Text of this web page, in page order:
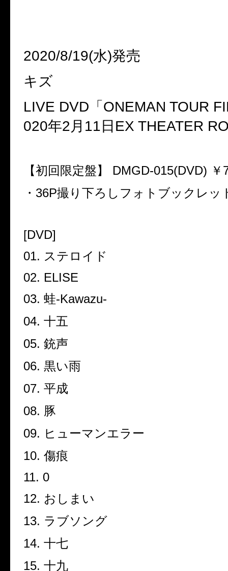
2020/8/19(水)発売
キズ
LIVE DVD 「 ONEMAN TOUR
020年2月 11 日 EX THEATER
【初回限定盤】 DMGD-015(DVD) ￥
・ 36P撮り下ろしフォトブックレッ
[DVD]
01. ステロイド
02. ELISE
03. 蛙-Kawazu-
04. 十五
05. 銃声
06. 黒い雨
07. 平成
08. 豚
09. ヒューマンエラー
10. 傷痕
11. 0
12. おしまい
13. ラブソング
14. 十七
15. 十九